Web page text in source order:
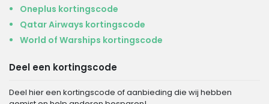
Oneplus kortingscode
Qatar Airways kortingscode
World of Warships kortingscode
Deel een kortingscode
Deel hier een kortingscode of aanbieding die wij hebben